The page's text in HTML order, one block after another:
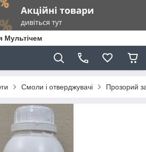
Мультічем
Смоли і отверджувачі Прозорий